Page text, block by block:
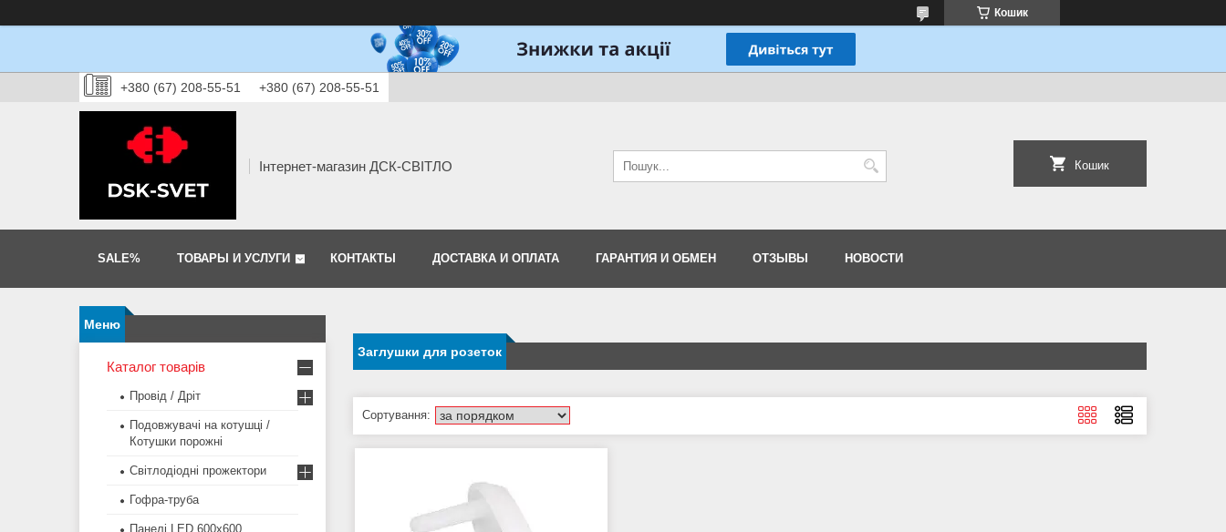
Кошик
+380 (67) 208-55-51 +380 (67) 208-55-51
Інтернет-магазин ДСК-СВІТЛО Кошик
SALE% ТОВАРЫ И УСЛУГИ КОНТАКТЫ ДОСТАВКА И ОПЛАТА ГАРАНТИЯ И ОБМЕН ОТЗЫВЫ НОВОСТИ
Заглушки для розеток
Каталог товарів
Провід / Дріт
Подовжувачі на котушці /
Котушки порожні
Світлодіодні прожектори
Гофра-труба
Панелі LED 600х600